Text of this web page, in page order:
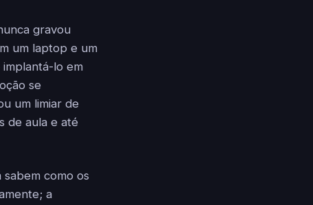
gravou
um laptop e um
lo em
se
um limiar de
de aula e até
sabem como os
a